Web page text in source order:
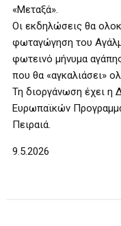
«Μεταξά».
Οι εκδηλώσεις θα
φωταγώγηση του
φωτεινό μήνυμα
που θα «αγκαλιάσει»
Τη διοργάνωση έχει η
Ευρωπαϊκών
Πειραιά.
9.5.2026